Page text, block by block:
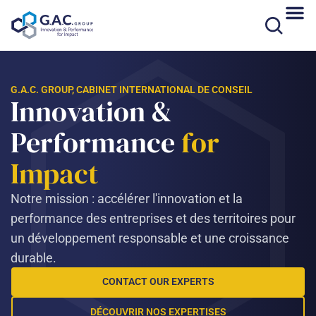
G.A.C. GROUP, CABINET INTERNATIONAL DE CONSEIL
Innovation &
Performance for
Impact
Notre mission : accélérer l'innovation et la
performance des entreprises et des territoires pour
un développement responsable et une croissance
durable.
CONTACT OUR EXPERTS
DÉCOUVRIR NOS EXPERTISES